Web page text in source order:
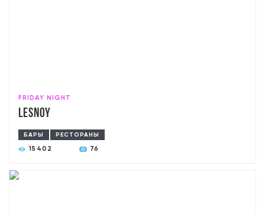
FRIDAY NIGHT
Lesnoy
БАРЫ РЕСТОРАНЫ
15402 76